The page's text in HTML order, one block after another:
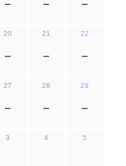
ー ー ー
20
ー
21
ー
22
ー
27
ー
28
ー
29
ー
3 4 5